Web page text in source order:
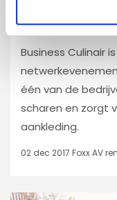
Business
zuiden
Business Culinair
één van de
scharen en zorgt
aankleding.
02 dec 2017 Foxx AV